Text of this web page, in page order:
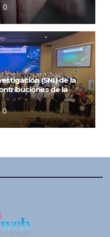
0
(SNI) de la
de la
0